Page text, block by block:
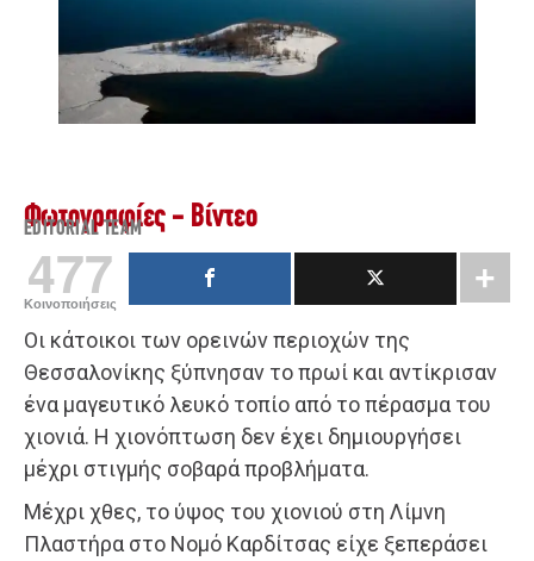
Φωτογραφίες - Βίντεο
EDITORIAL TEAM
477
Κοινοποιήσεις
Οι κάτοικοι των ορεινών περιοχών της
Θεσσαλονίκης ξύπνησαν το πρωί και αντίκρισαν
ένα μαγευτικό λευκό τοπίο από το πέρασμα του
χιονιά. Η χιονόπτωση δεν έχει δημιουργήσει
μέχρι στιγμής σοβαρά προβλήματα.
Μέχρι χθες, το ύψος του χιονιού στη Λίμνη
Πλαστήρα στο Νομό Καρδίτσας είχε ξεπεράσει